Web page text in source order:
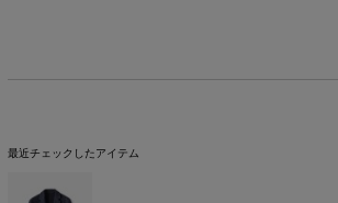
最近チェックしたアイテム